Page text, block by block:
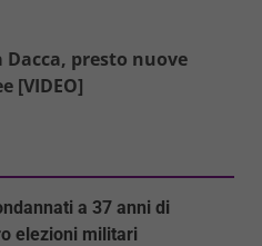
Dacca, presto nuove
[VIDEO]
a 37 anni di
elezioni militari